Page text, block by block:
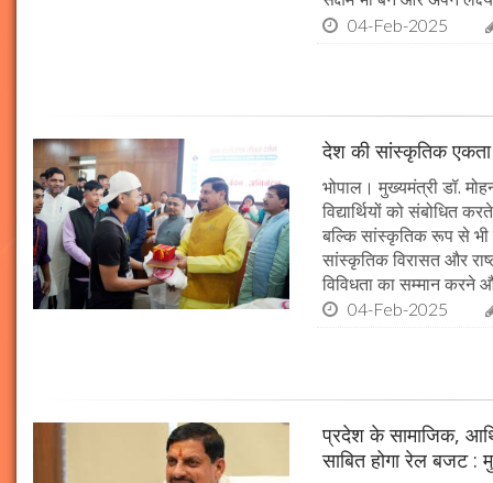
04-Feb-2025
देश की सांस्कृतिक
भोपाल। मुख्यमंत्री डॉ.
विद्यार्थियों को संबोधित
बल्कि सांस्कृतिक रूप से भी
सांस्कृतिक विरासत और
विविधता का सम्मान
04-Feb-2025
प्रदेश के सामाजिक,
साबित होगा रेल बजट :